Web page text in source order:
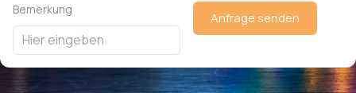
Bemerkung
Anfrage senden